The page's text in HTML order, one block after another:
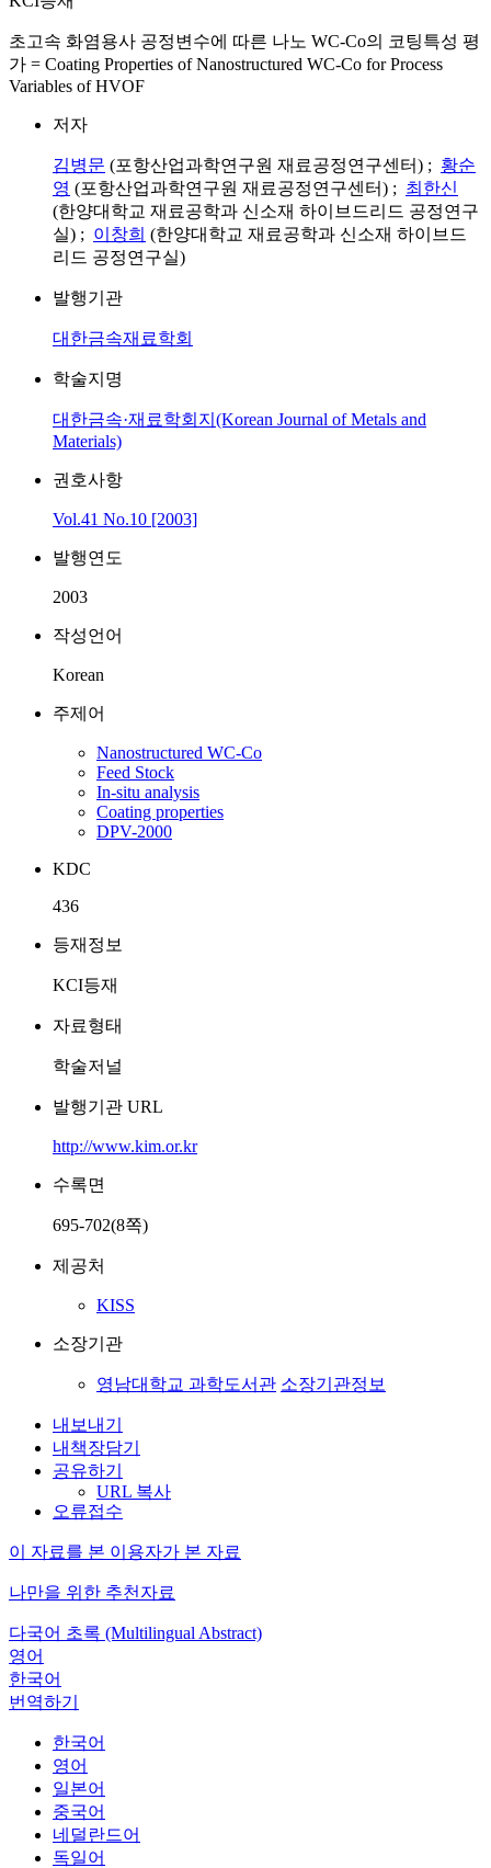
초고속 화염용사 공정변수에 따른 나노 WC-Co의 코팅특성 평
가 = Coating Properties of Nanostructured WC-Co for Process
Variables of HVOF
저자
김병문 (포항산업과학연구원 재료공정연구센터) ; 황순
영 (포항산업과학연구원 재료공정연구센터) ; 최한신
(한양대학교 재료공학과 신소재 하이브드리드 공정연구
실) ; 이창희 (한양대학교 재료공학과 신소재 하이브드
리드 공정연구실)
발행기관
대한금속재료학회
학술지명
대한금속·재료학회지(Korean Journal of Metals and
Materials)
권호사항
Vol.41 No.10 [2003]
발행연도
2003
작성언어
Korean
주제어
Nanostructured WC-Co
Feed Stock
In-situ analysis
Coating properties
DPV-2000
KDC
436
등재정보
KCI등재
자료형태
학술저널
발행기관 URL
http://www.kim.or.kr
수록면
695-702(8쪽)
제공처
KISS
소장기관
영남대학교 과학도서관 소장기관정보
내보내기
내책장담기
공유하기
URL 복사
오류접수
이 자료를 본 이용자가 본 자료
나만을 위한 추천자료
다국어 초록 (Multilingual Abstract)
영어
한국어
번역하기
한국어
영어
일본어
중국어
네덜란드어
독일어